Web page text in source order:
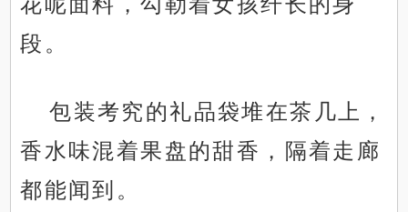
段。
包装考究的礼品袋堆在茶几上，
香水味混着果盘的甜香，隔着走廊
都能闻到。